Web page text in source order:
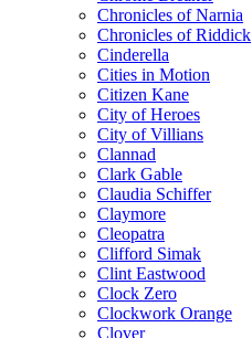
Chronicles of Narnia
Chronicles of Riddick
Cinderella
Cities in Motion
Citizen Kane
City of Heroes
City of Villians
Clannad
Clark Gable
Claudia Schiffer
Claymore
Cleopatra
Clifford Simak
Clint Eastwood
Clock Zero
Clockwork Orange
Clover